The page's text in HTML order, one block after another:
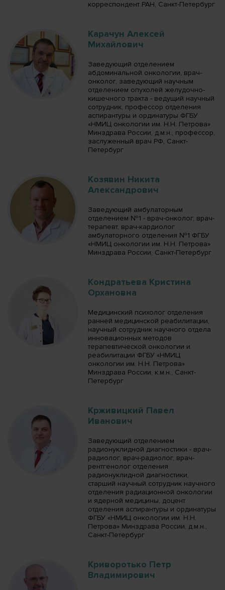
корреспондент РАН, Санкт-Петербург
Карачун Алексей
Михайлович
Заведующий отделением
абдоминальной онкологии, врач-
онколог, заведующий научным
отделением опухолей желудочно-
кишечного тракта - ведущий научный
сотрудник, профессор отделения
аспирантуры и ординатуры ФГБУ
«НМИЦ онкологии им. Н.Н. Петрова»
Минздрава России, д.м.н., профессор,
заслуженный врач РФ, Санкт-
Петербург
Козявин Никита
Александрович
Заведующий амбулаторным
отделением №1 - врач-онколог, врач-
терапевт, врач-кардиолог
амбулаторного отделения №1 ФГБУ
«НМИЦ онкологии им. Н.Н. Петрова»
Минздрава России, Санкт-Петербург
Кондратьева Кристина
Орхановна
Медицинский психолог отделения
ранней медицинской реабилитации,
научный сотрудник научного отдела
инновационных методов
терапевтической онкологии и
реабилитации ФГБУ «НМИЦ
онкологии им. Н.Н. Петрова»
Минздрава России, к.м.н., Санкт-
Петербург
Крживицкий Павел
Иванович
Заведующий отделением
радионуклидной диагностики - врач-
радиолог, врач-радиолог, врач-
рентгенолог отделения
радионуклидной диагностики,
старший научный сотрудник научного
отделения радиационной онкологии
и ядерной медицины, доцент
отделения аспирантуры и ординатуры
ФГБУ «НМИЦ онкологии им. Н.Н.
Петрова» Минздрава России, д.м.н.,
Санкт-Петербург
Криворотько Петр
Владимирович